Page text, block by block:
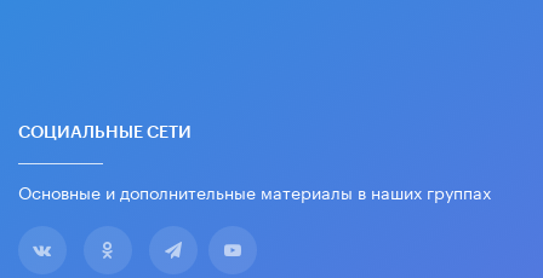
СОЦИАЛЬНЫЕ СЕТИ
Основные и дополнительные материалы в наших группах